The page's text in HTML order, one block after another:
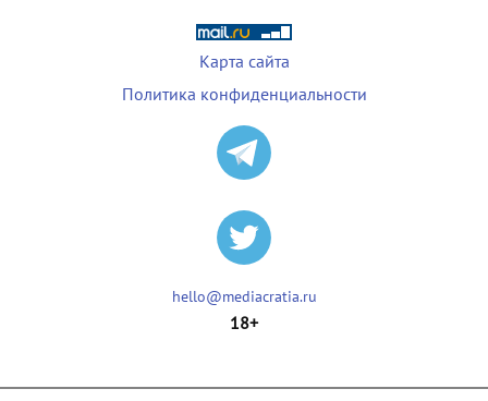
Карта сайта
Политика конфиденциальности
hello@mediacratia.ru
18+